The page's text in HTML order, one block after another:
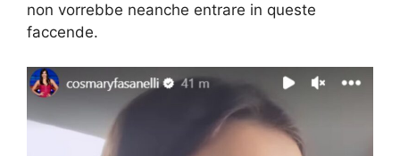
non vorrebbe neanche entrare in queste
faccende.